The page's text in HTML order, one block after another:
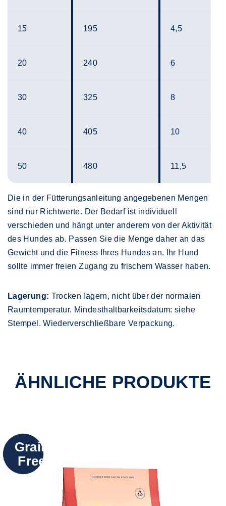
15 195 4,5
20 240 6
30 325 8
40 405 10
50 480 11,5
Die in der Fütterungsanleitung angegebenen Mengen
sind nur Richtwerte. Der Bedarf ist individuell
verschieden und hängt unter anderem von der Aktivität
des Hundes ab. Passen Sie die Menge daher an das
Gewicht und die Fitness Ihres Hundes an. Ihr Hund
sollte immer freien Zugang zu frischem Wasser haben.
Lagerung: Trocken lagern, nicht über der normalen
Raumtemperatur. Mindesthaltbarkeitsdatum: siehe
Stempel. Wiederverschließbare Verpackung.
ÄHNLICHE PRODUKTE
Grain
Free